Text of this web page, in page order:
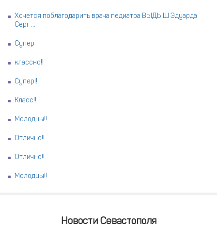
Хочется поблагодарить врача педиатра ВЫДЫШ Эдуарда
Серг ...
Супер
классно!!
Супер!!!
Класс!!
Молодцы!!
Отлично!!
Отлично!!
Молодцы!!
Новости Севастополя